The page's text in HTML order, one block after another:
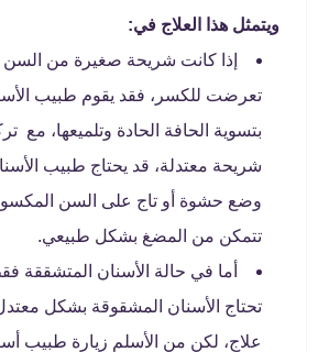
ويتمثل هذا العلاج في:
إذا كانت شريحة صغيرة من السن
تعرضت للكسر، فقد يقوم طبيب
بتسوية الحافة الحادة وتلميعها، مع
شريحة معتدلة، قد يحتاج طبيب
وضع حشوة أو تاج على السن
تتمكن من المضغ بشكل طبيعي.
أما في حالة الأسنان المتشققة
تحتاج الأسنان المشقوقة بشكل
علاج، لكن من الأسلم زيارة طبيب